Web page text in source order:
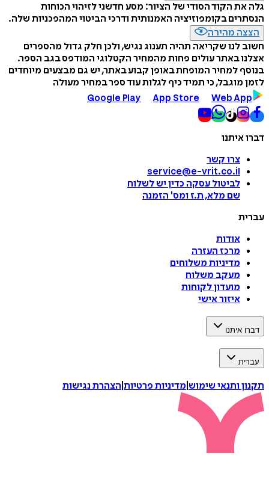
גלה את הקוד הסודי של הציור: מסע חדשני לזיהוי הכוחות
הנסתרים בקומפוזיציה האמנותית ודרכי הביטוי המהפכניות שלה.
הצצה מהירה
חשוב לנו שקריאה תהיה תענוג נגיש, ולכן חלק גדול מהספרים
אצלנו באתר עולים פחות מהמחיר הקטלוגי המודפס בגב הספר.
בנוסף למחיר המופחת באופן קבוע באתר, יש גם מבצעים מיוחדים
לזמן מוגבל, כי תמיד כיף לגלות עוד ספר במחיר מעולה
Google Play
App Store Web App
דברו איתנו
צרו קשר
service@e-vrit.co.il
לביטול עסקה כדין יש לשלוח
שם מלא, ת.ז ומס' הזמנה
עברית
אודות
מרכז העזרה
מדיניות משלוחים
מעקב משלוח
מועדון לקוחות
איזור אישי
דברו איתנו
עברית
תקנון ותנאי שימוש מדיניות פרטיות הצהרת נגישות